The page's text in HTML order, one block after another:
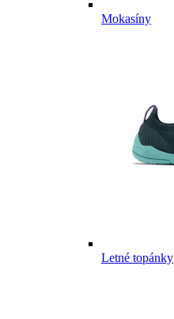
Mokasíny
Letné topánky